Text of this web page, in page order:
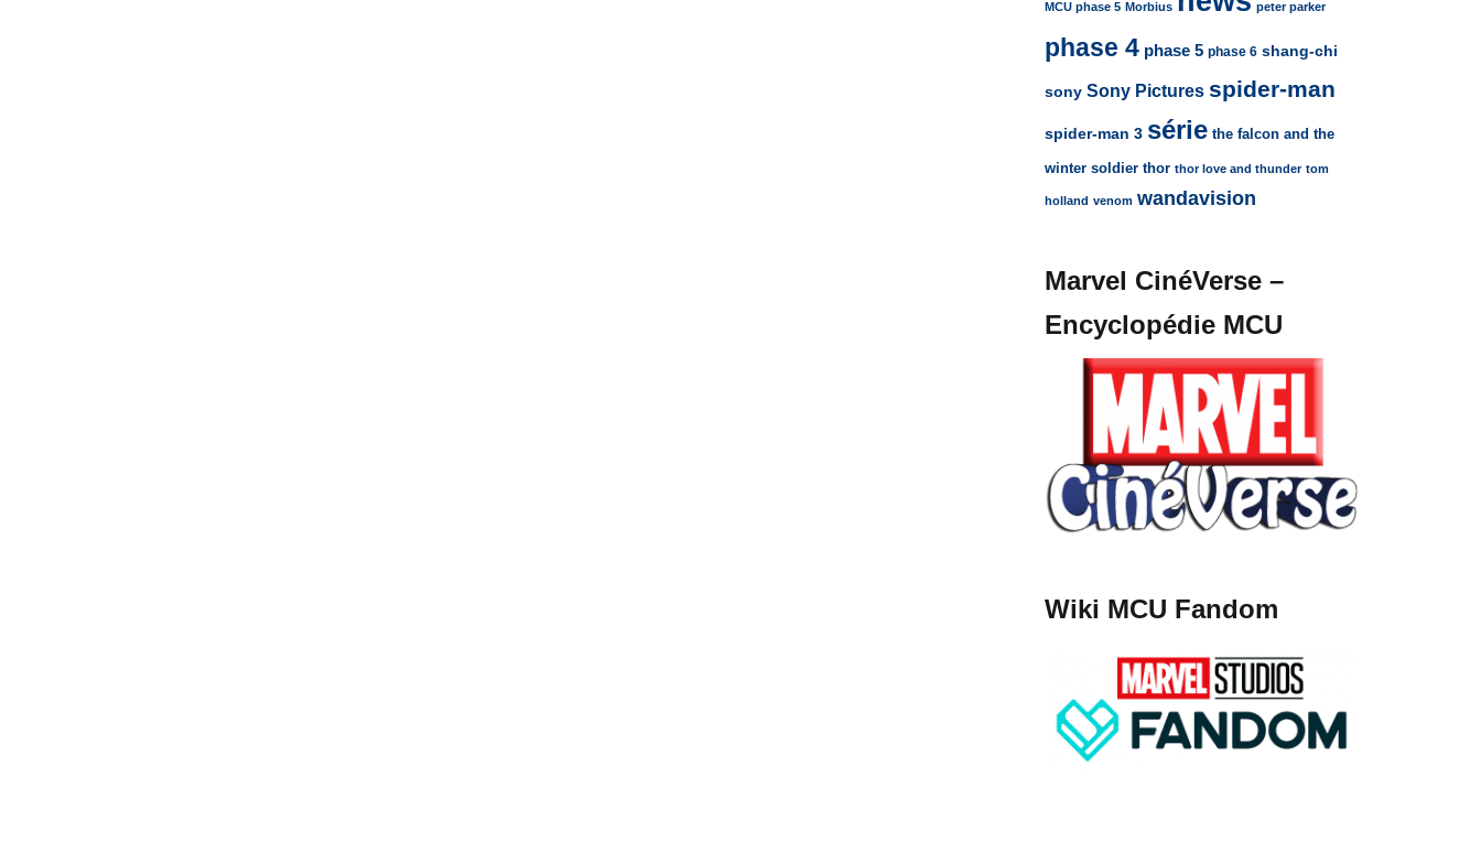
MCU phase 5 Morbius peter parker
phase 4 phase 5 phase 6 shang-chi
sony Sony Pictures spider-man
spider-man 3 série the falcon and the
winter soldier thor thor love and thunder tom
holland venom wandavision
Marvel CinéVerse –
Encyclopédie MCU
Wiki MCU Fandom